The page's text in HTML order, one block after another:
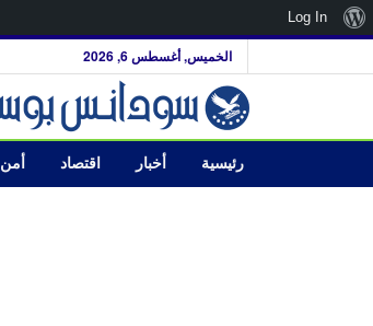
الخميس, أغسطس 6, 2026
رئيسية أخبار اقتصاد أمن
نبذةLog In